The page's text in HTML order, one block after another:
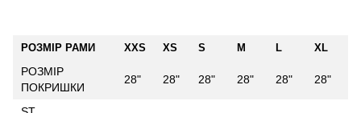
РОЗМІР РАМИ XXS XS S M L XL
РОЗМІР
ПОКРИШКИ
28" 28" 28" 28" 28" 28"